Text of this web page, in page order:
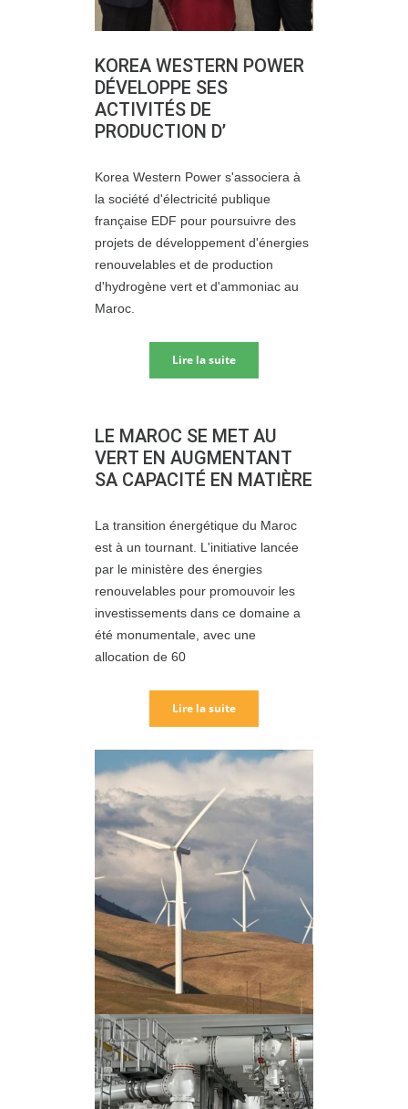
KOREA WESTERN POWER
DÉVELOPPE SES
ACTIVITÉS DE
PRODUCTION D’
Korea Western Power s'associera à
la société d'électricité publique
française EDF pour poursuivre des
projets de développement d'énergies
renouvelables et de production
d'hydrogène vert et d'ammoniac au
Maroc.
Lire la suite
LE MAROC SE MET AU
VERT EN AUGMENTANT
SA CAPACITÉ EN MATIÈRE
La transition énergétique du Maroc
est à un tournant. L'initiative lancée
par le ministère des énergies
renouvelables pour promouvoir les
investissements dans ce domaine a
été monumentale, avec une
allocation de 60
Lire la suite